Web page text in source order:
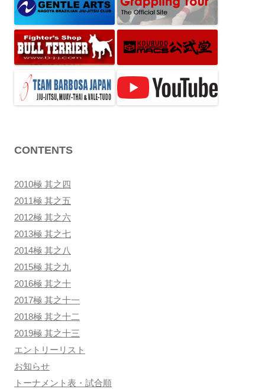
ー
シ
ョ
ン
CONTENTS
2010極 其之四
2011極 其之五
2012極 其之六
2013極 其之七
2014極 其之八
2015極 其之九
2016極 其之十
2017極 其之十一
2018極 其之十二
2019極 其之十三
エントリーリスト
お知らせ
トーナメント表・試合順